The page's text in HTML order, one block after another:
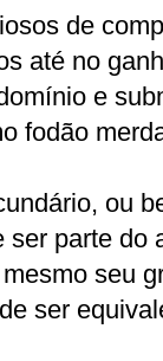
de
até no
e
fodão
ou
ser parte do
seu
ser